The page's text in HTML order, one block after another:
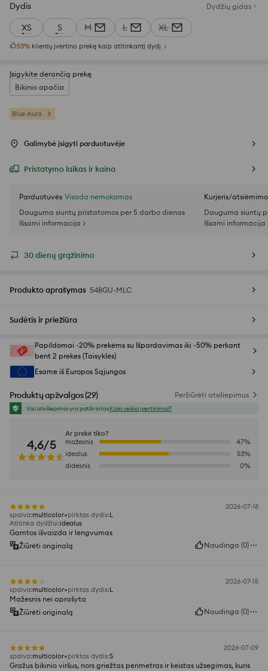
Dydis Dydžių gidas
XS S M L XL
53% klientų įvertino prekę kaip atitinkantį dydį
Įsigykite derančią prekę
Bikinio apačia
Blue Aura
Galimybė įsigyti parduotuvėje
Pristatymo laikas ir kaina
Parduotuvės Visada nemokamas
Dauguma siuntų pristatomos per 5 darbo dienas
Išsami informacija >
Kurjeris/
Dauguma siuntų
Išsami informacija
30 dienų grąžinimo
Produkto aprašymas 548GU-MLC
Sudėtis ir priežiūra
Papildomai -20% prekėms su Išpardavimas iki -50% perkant
bent 2 prekes (Taisyklės)
Esame iš Europos Sąjungos
Produktų apžvalgos(29) Peržiūrėti atsiliepimus
Visi atsiliepimai yra patikrintosKaip veikia įvertinimai?
4,6/5
Ar prekė tiko?
mažesnis
47%
idealus
53%
didesnis
0%
2026-07-18
spalva:multicolor pirktas dydis:L
Atitinka dydžiui:idealus
Gamtos išvaizda ir lengvumas
Žiūrėti originalą
Naudinga (0)
2026-07-15
spalva:multicolor pirktas dydis:L
Mažesnis nei aprašyta
Žiūrėti originalą
Naudinga (0)
2026-07-09
spalva:multicolor pirktas dydis:S
Gražus bikinio viršus, nors griežtas perimetras ir keistas užsegimas, kuris